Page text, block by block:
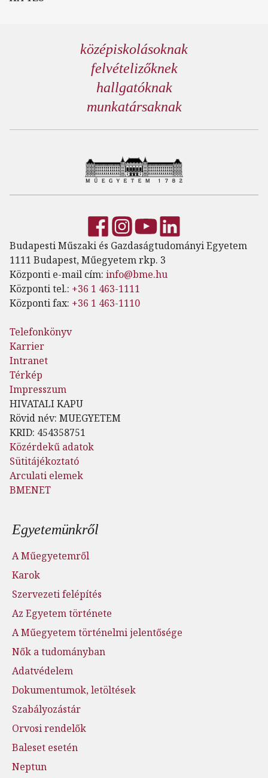
középiskolásoknak
felvételizőknek
hallgatóknak
munkatársaknak
Budapesti Műszaki és Gazdaságtudományi Egyetem
1111 Budapest, Műegyetem rkp. 3
Központi e-mail cím: info@bme.hu
Központi tel.: +36 1 463-1111
Központi fax: +36 1 463-1110
Telefonkönyv
Karrier
Intranet
Térkép
Impresszum
HIVATALI KAPU
Rövid név: MUEGYETEM
KRID: 454358751
Közérdekű adatok
Sütitájékoztató
Arculati elemek
BMENET
Lábléc menü
Egyetemünkről
A Műegyetemről
Karok
Szervezeti felépítés
Az Egyetem története
A Műegyetem történelmi jelentősége
Nők a tudományban
Adatvédelem
Dokumentumok, letöltések
Szabályozástár
Orvosi rendelők
Baleset esetén
Neptun